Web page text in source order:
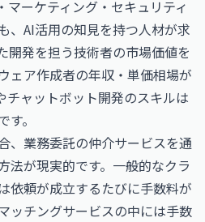
マーケティング・セキュリティ
、AI活用の知見を持つ人材が求
開発を担う技術者の市場価値を
ェア作成者の年収・単価相場が
チャットボット開発のスキルは
。
、業務委託の仲介サービスを通
法が現実的です。一般的なクラ
依頼が成立するたびに手数料が
ッチングサービスの中には手数